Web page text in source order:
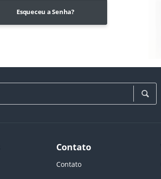
Esqueceu a Senha?
Contato
Contato